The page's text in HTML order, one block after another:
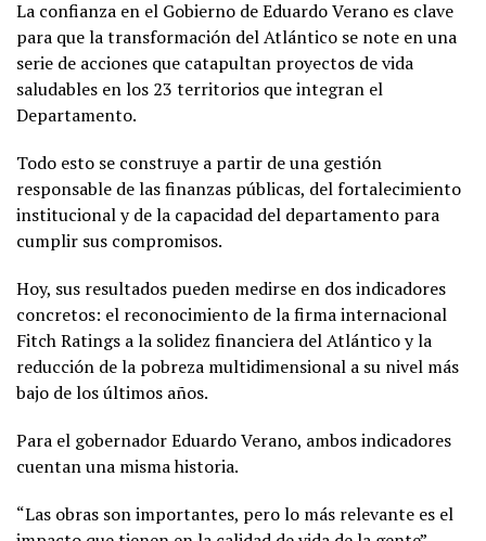
La confianza en el Gobierno de Eduardo Verano es clave
para que la transformación del Atlántico se note en una
serie de acciones que catapultan proyectos de vida
saludables en los 23 territorios que integran el
Departamento.
Todo esto se construye a partir de una gestión
responsable de las finanzas públicas, del fortalecimiento
institucional y de la capacidad del departamento para
cumplir sus compromisos.
Hoy, sus resultados pueden medirse en dos indicadores
concretos: el reconocimiento de la firma internacional
Fitch Ratings a la solidez financiera del Atlántico y la
reducción de la pobreza multidimensional a su nivel más
bajo de los últimos años.
Para el gobernador Eduardo Verano, ambos indicadores
cuentan una misma historia.
“Las obras son importantes, pero lo más relevante es el